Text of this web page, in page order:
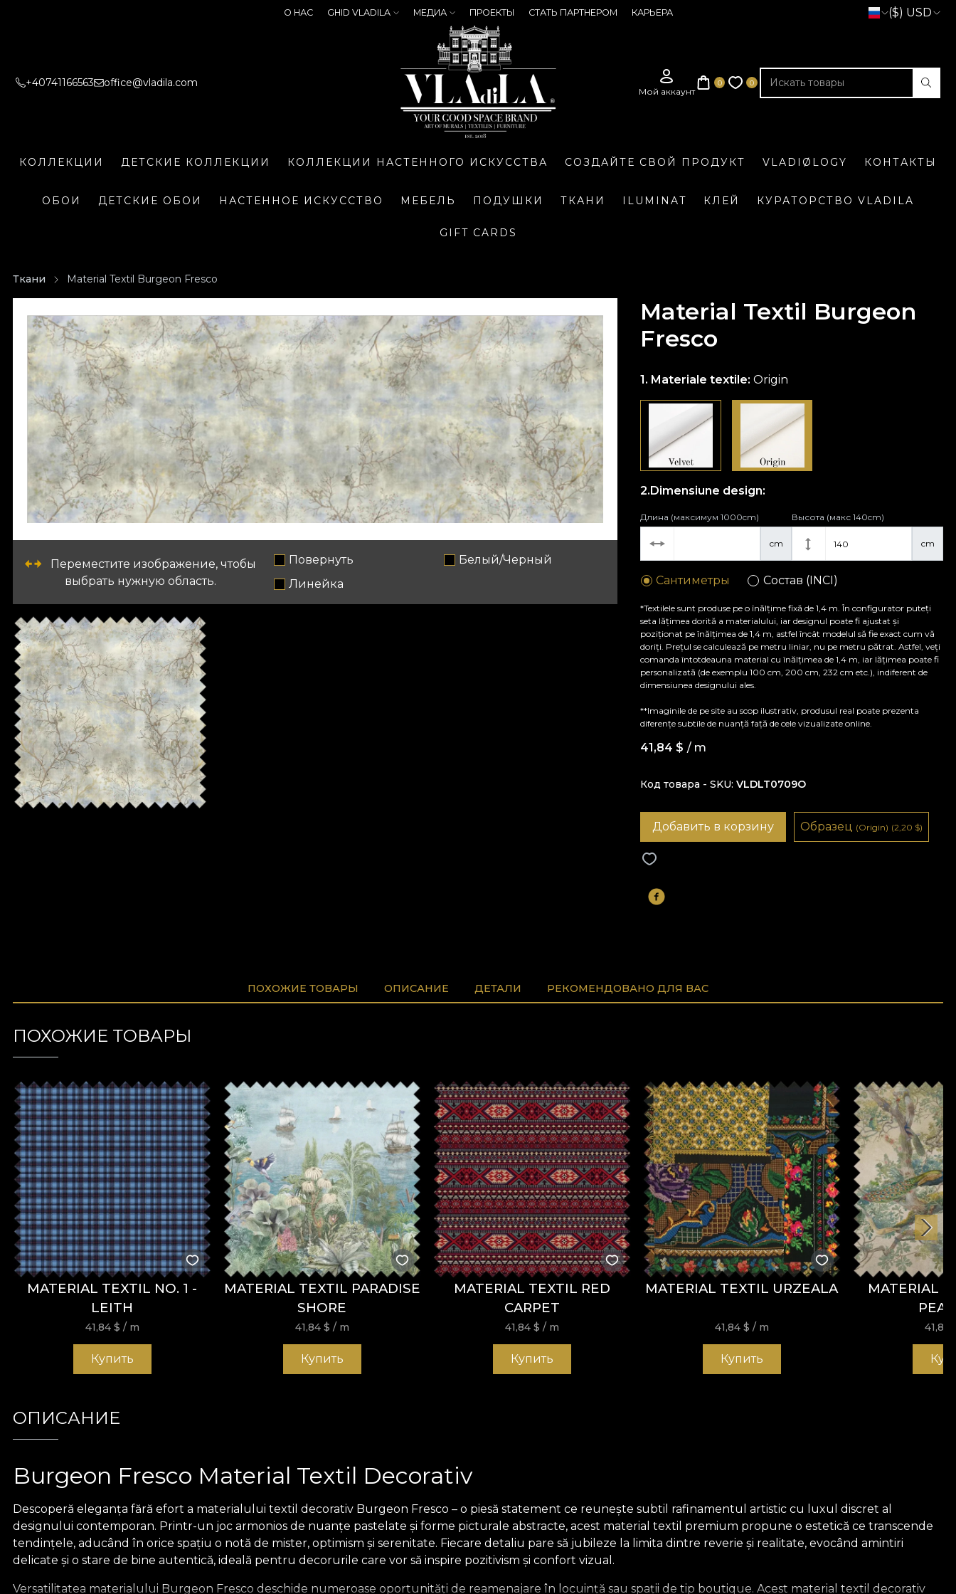
О НАС GHID VLADILA МЕДИА ПРОЕКТЫ СТАТЬ ПАРТНЕРОМ КАРЬЕРА ($) USD
+40741166563 office@vladila.com
КОЛЛЕКЦИИ ДЕТСКИЕ КОЛЛЕКЦИИ КОЛЛЕКЦИИ НАСТЕННОГО ИСКУССТВА СОЗДАЙТЕ СВОЙ ПРОДУКТ VLADIØLOGY КОНТАКТЫ
ОБОИ ДЕТСКИЕ ОБОИ НАСТЕННОЕ ИСКУССТВО МЕБЕЛЬ ПОДУШКИ ТКАНИ ILUMINAT КЛЕЙ КУРАТОРСТВО VLADILA
GIFT CARDS
Ткани Material Textil Burgeon Fresco
Переместите изображение, чтобы
выбрать нужную область.
Повернуть
Белый/Черный
Линейка
Material Textil Burgeon
Fresco
Materiale textile:Origin
Dimensiune design:
cm
Длина (максимум 1000cm)
cm
Высота (макс 140cm)
Сантиметры Состав (INCI)
*Textilele sunt produse pe o înălțime fixă de 1,4 m. În configurator puteți
seta lățimea dorită a materialului, iar designul poate fi ajustat și
poziționat pe înălțimea de 1,4 m, astfel încât modelul să fie exact cum vă
doriți. Prețul se calculează pe metru liniar, nu pe metru pătrat. Astfel, veți
comanda întotdeauna material cu înălțimea de 1,4 m, iar lățimea poate fi
personalizată (de exemplu 100 cm, 200 cm, 232 cm etc.), indiferent de
dimensiunea designului ales.
**Imaginile de pe site au scop ilustrativ, produsul real poate prezenta
diferențe subtile de nuanță față de cele vizualizate online.
41,84 $ / m
Код товара - SKU VLDLT0709O
Добавить в корзину Образец (Origin) (2,20 $)
ПОХОЖИЕ ТОВАРЫ ОПИСАНИЕ ДЕТАЛИ РЕКОМЕНДОВАНО ДЛЯ ВАС
ПОХОЖИЕ ТОВАРЫ
MATERIAL TEXTIL NO. 1 -
LEITH
41,84 $ / m
Купить
MATERIAL TEXTIL PARADISE
SHORE
41,84 $ / m
Купить
MATERIAL TEXTIL RED
CARPET
41,84 $ / m
Купить
MATERIAL TEXTIL URZEALA
41,84 $ / m
Купить
MATERIAL
41,84
ОПИСАНИЕ
Burgeon Fresco Material Textil Decorativ
Descoperă eleganța fără efort a materialului textil decorativ Burgeon Fresco – o piesă statement ce reunește subtil rafinamentul artistic cu luxul discret al
designului contemporan. Printr-un joc armonios de nuanțe pastelate și forme picturale abstracte, acest material textil premium propune o estetică ce transcende
tendințele, aducând în orice spațiu o notă de mister, optimism și serenitate. Fiecare detaliu pare să jubileze la limita dintre reverie și realitate, evocând amintiri
delicate și o stare de bine autentică, ideală pentru decorurile care vor să inspire pozitivism și confort vizual.
Versatilitatea materialului Burgeon Fresco deschide numeroase oportunități de reamenajare în locuință sau spații de tip boutique. Acest material textil decorativ